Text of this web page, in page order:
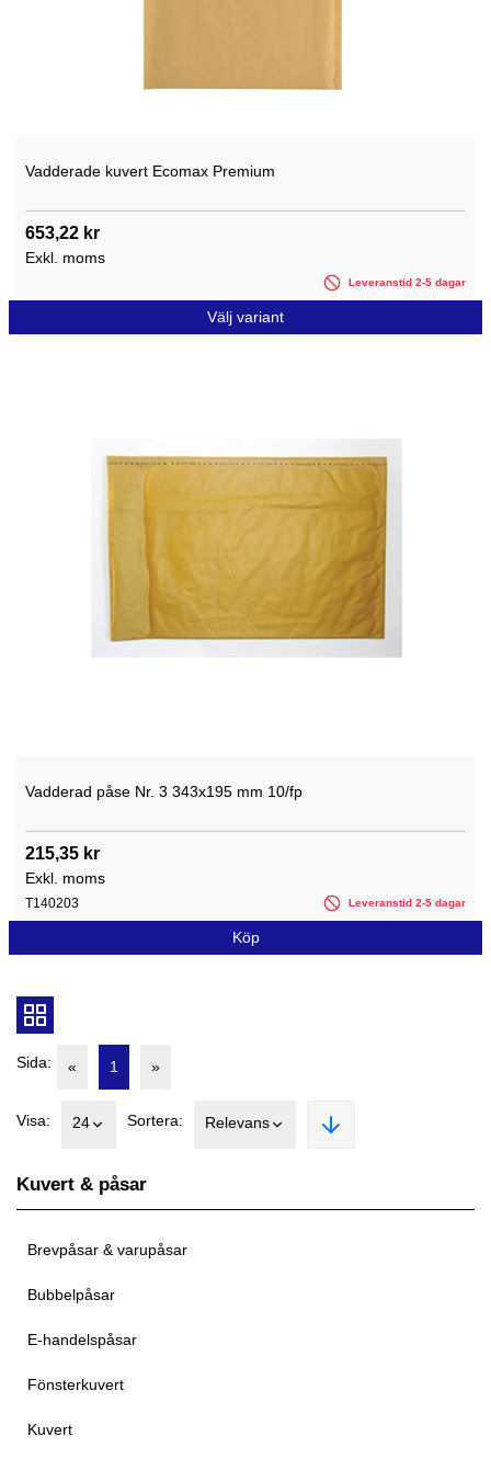
Kuvert & påsar
Brevpåsar & varupåsar
Bubbelpåsar
E-handelspåsar
Fönsterkuvert
Kuvert
Vadderade kuvert Ecomax Premium
653,22 kr
Exkl. moms
Leveranstid 2-5 dagar
Välj variant
Vadderad påse Nr. 3 343x195 mm 10/fp
215,35 kr
Exkl. moms
T140203 Leveranstid 2-5 dagar
Köp
Sida: « 1 »
Visa: 24 Sortera: Relevans